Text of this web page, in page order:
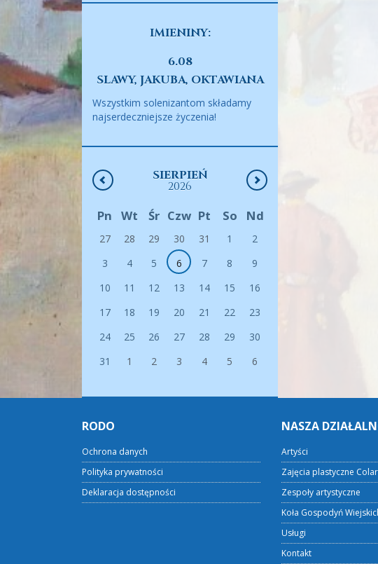
IMIENINY:
6.08
SLAWY, JAKUBA, OKTAWIANA
Wszystkim solenizantom składamy
najserdeczniejsze życzenia!
SIERPIEŃ
2026
Pn Wt Śr Czw Pt So Nd
27 28 29 30 31 1
2
3
4 5 6 7 8
9
10
11 12 13 14 15
16
17
18 19 20 21 22
23
24
25 26 27 28 29
30
31
1 2 3 4 5 6
RODO
Ochrona danych
Polityka prywatności
Deklaracja dostępności
NASZA
Artyści
Zajęcia plastyczne
Zespoły artystyczne
Koła Gospodyń
Usługi
Kontakt